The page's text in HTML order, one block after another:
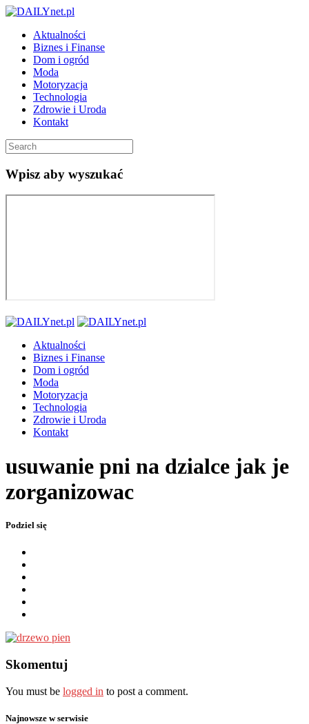
Aktualności
Biznes i Finanse
Dom i ogród
Moda
Motoryzacja
Technologia
Zdrowie i Uroda
Kontakt
Wpisz aby wyszukać
Aktualności
Biznes i Finanse
Dom i ogród
Moda
Motoryzacja
Technologia
Zdrowie i Uroda
Kontakt
usuwanie pni na dzialce jak je
zorganizowac
Podziel się
Skomentuj
You must be logged in to post a comment.
Najnowsze w serwisie